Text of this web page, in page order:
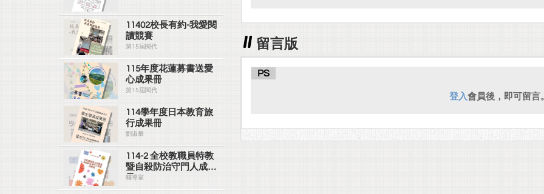
留言版
PS
登入會員後，即可留言
11402校長有約-我愛閱
讀競賽
第15屆閱代
115年度花蓮募書送愛
心成果冊
第15屆閱代
114學年度日本教育旅
行成果冊
劉淑華
114-2 全校教職員特教
暨自殺防治守門人成果
冊
輔導室